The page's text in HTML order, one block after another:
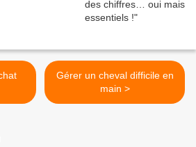
Gérer un cheval difficile en
main >